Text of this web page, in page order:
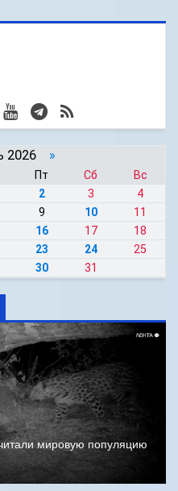
2026 »
Пт Сб
Вс
2 3
4
9 10
11
16 17
18
23 24
25
30 31
мировую популяцию